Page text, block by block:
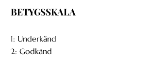
BETYGSSKALA
1: Underkänd
2: Godkänd